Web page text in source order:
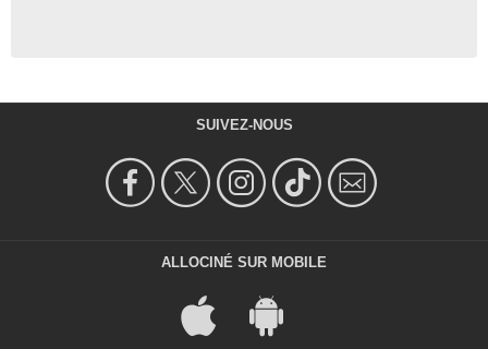
SUIVEZ-NOUS
ALLOCINÉ SUR MOBILE